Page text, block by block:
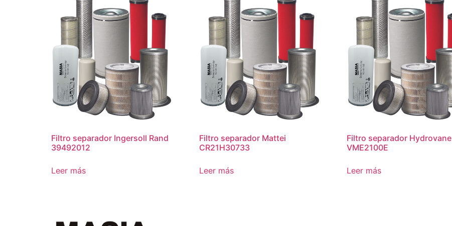
Filtro separador Ingersoll Rand
39492012
Leer más
Filtro separador Mattei
CR21H30733
Leer más
Filtro separador Hydrovane
VME2100E
Leer más